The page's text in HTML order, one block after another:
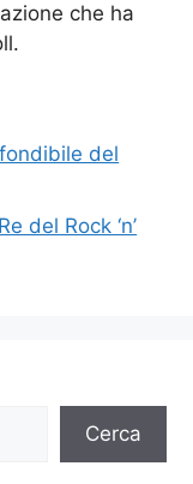
che ha
del
del Rock ‘n’
Cerca